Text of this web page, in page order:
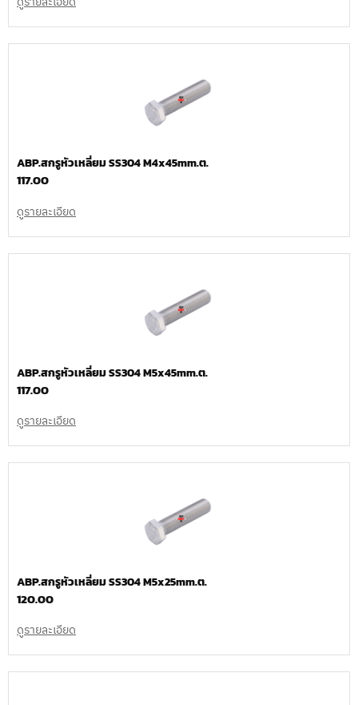
ABP.สกรูหัวเหลี่ยม SS304 M4x45mm.ต.
117.00
ดูรายละเอียด
ABP.สกรูหัวเหลี่ยม SS304 M5x45mm.ต.
117.00
ดูรายละเอียด
ABP.สกรูหัวเหลี่ยม SS304 M5x25mm.ต.
120.00
ดูรายละเอียด